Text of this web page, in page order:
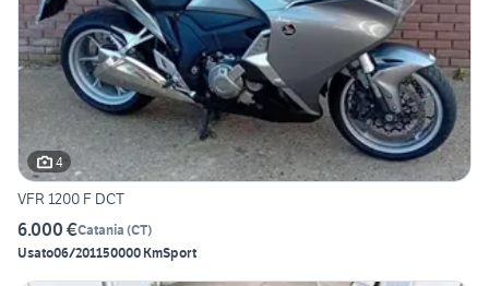
4
VFR 1200 F DCT
6.000 €Catania (CT)
Usato06/201150000 KmSport